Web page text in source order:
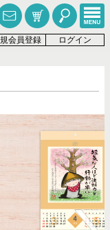
会員登録 ログイン